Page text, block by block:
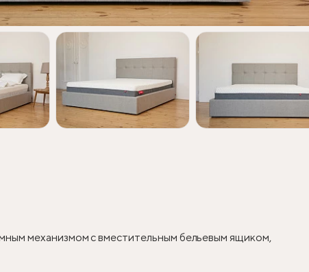
механизмом с вместительным бельевым ящиком,